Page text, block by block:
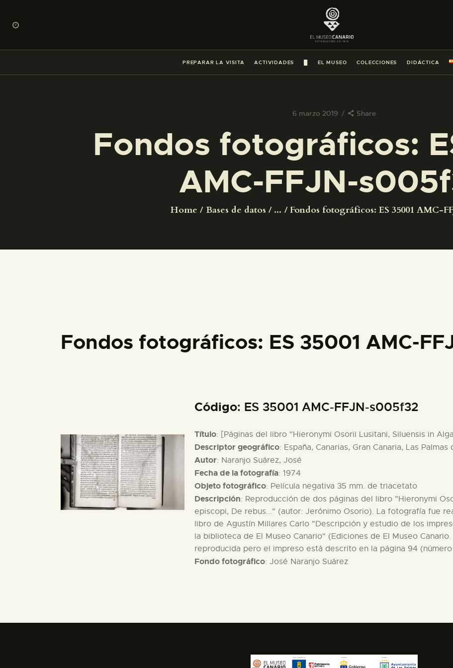
PREPARAR LA VISITA ACTIVIDADES EL MUSEO COLECCIONES DIDÁCTICA
6 marzo 2019 Share
Fondos fotográficos:
AMC-FFJN-
Home Bases de datos ... Fondos fotográficos: ES 35001 AMC-
PREPARAR LA VISITA
ACTIVIDADES
█
COLECCIONES
DIDÁCTICA
ESPAÑOL
Fondos fotográficos: ES 35001 AMC-
Código: ES 35001 AMC-FFJN-s005f32
Título: [Páginas del libro "Hieronymi Osorii Lusitani, Siluensis in
Descriptor geográfico: España, Canarias, Gran Canaria, Las Palmas
Autor: Naranjo Suárez, José
Fecha de la fotografía: 1974
Objeto fotográfico: Película negativa 35 mm. de triacetato
Descripción: Reproducción de dos páginas del libro "Hieronymi
episcopi, De rebus..." (autor: Jerónimo Osorio). La fotografía fue
libro de Agustín Millares Carlo "Descripción y estudio de los
la biblioteca de El Museo Canario" (Ediciones de El Museo
reproducida pero el impreso está descrito en la página 94
Fondo fotográfico: José Naranjo Suárez